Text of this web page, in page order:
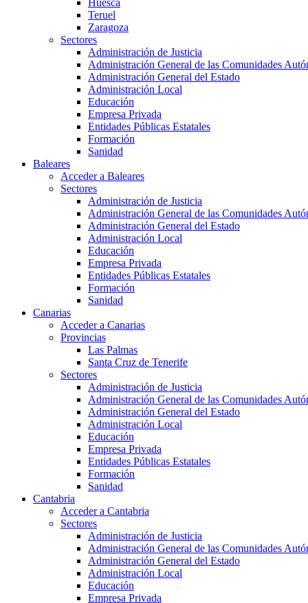
Huesca
Teruel
Zaragoza
Sectores
Administración de Justicia
Administración General de las Comunidades
Administración General del Estado
Administración Local
Educación
Empresa Privada
Entidades Públicas Estatales
Formación
Sanidad
Baleares
Acceder a Baleares
Sectores
Administración de Justicia
Administración General de las Comunidades
Administración General del Estado
Administración Local
Educación
Empresa Privada
Entidades Públicas Estatales
Formación
Sanidad
Canarias
Acceder a Canarias
Provincias
Las Palmas
Santa Cruz de Tenerife
Sectores
Administración de Justicia
Administración General de las Comunidades
Administración General del Estado
Administración Local
Educación
Empresa Privada
Entidades Públicas Estatales
Formación
Sanidad
Cantabria
Acceder a Cantabria
Sectores
Administración de Justicia
Administración General de las Comunidades
Administración General del Estado
Administración Local
Educación
Empresa Privada